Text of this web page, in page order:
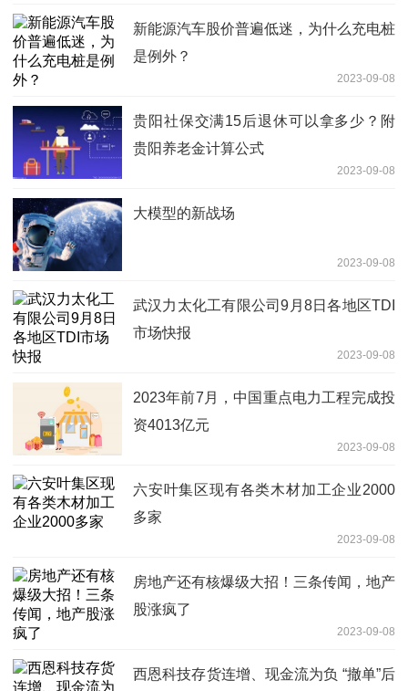
新能源汽车股价普遍低迷，为什么充电桩
是例外？
2023-09-08
贵阳社保交满15后退休可以拿多少？附
贵阳养老金计算公式
2023-09-08
大模型的新战场
2023-09-08
武汉力太化工有限公司9月8日各地区TDI
市场快报
2023-09-08
2023年前7月，中国重点电力工程完成投
资4013亿元
2023-09-08
六安叶集区现有各类木材加工企业2000
多家
2023-09-08
房地产还有核爆级大招！三条传闻，地产
股涨疯了
2023-09-08
西恩科技存货连增、现金流为负 “撤单”后